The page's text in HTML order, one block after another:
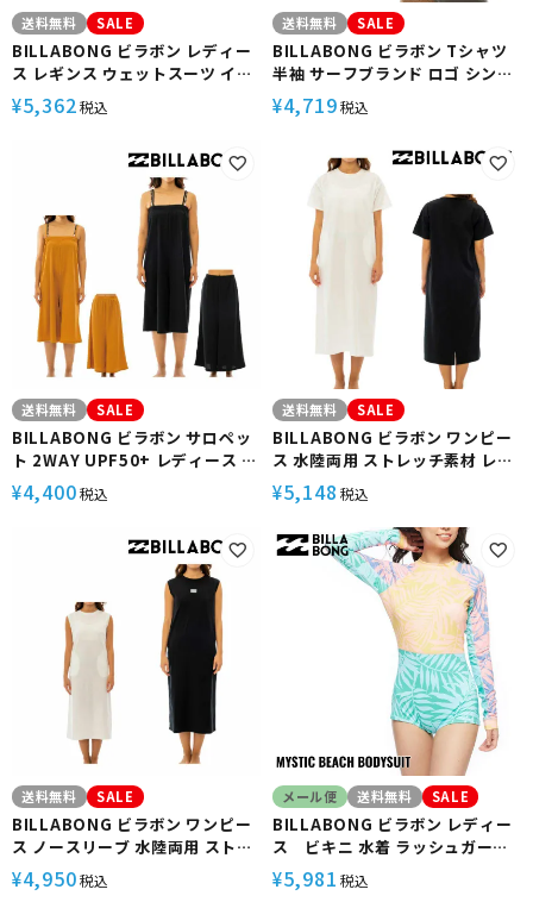
送料無料 SALE
BILLABONG ビラボン レディー
ス レギンス ウェットスーツ イン
ナー フィットネス ジム ヨガ ピラ
ティス おしゃれ かわいい
¥5,362税込
送料無料 SALE
BILLABONG ビラボン Tシャツ
半袖 サーフブランド ロゴ シンプ
ル サーフ サーフィン 海水浴
BE011861 SOFTTY TEE
¥4,719税込
送料無料 SALE
BILLABONG ビラボン サロペッ
ト 2WAY UPF50+ レディース サ
ーフィン プール マリンスポーツ
UTILITY 2WAYALOPETTE
¥4,400税込
送料無料 SALE
BILLABONG ビラボン ワンピー
ス 水陸両用 ストレッチ素材 レデ
ィース サーフィン プール マリン
スポーツ UTILITY RASH
ONEPIECE
¥5,148 税込
送料無料 SALE
BILLABONG ビラボン ワンピー
ス ノースリーブ 水陸両用 ストレ
ッチ素材 UPF50+ レディース サ
ーフィン プール マリンスポーツ
¥4,950税込
メール便 送料無料 SALE
BILLABONG ビラボン レディー
ス ビキニ 水着 ラッシュガード
ワンピース ビーチウェア 紫外線
対策 サーフィン サーフィン 長袖
¥5,981 税込